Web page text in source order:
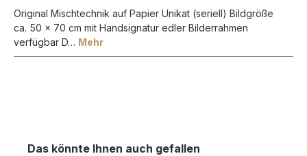
Original Mischtechnik auf Papier Unikat (seriell) Bildgröße
ca. 50 x 70 cm mit Handsignatur edler Bilderrahmen
verfügbar D… Mehr
Das könnte Ihnen auch gefallen